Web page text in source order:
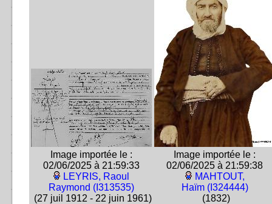
Image importée le :
02/06/2025 à 21:59:33
LEYRIS, Raoul
Raymond (I313535)
(27 juil 1912 - 22 juin 1961)
Image importée le :
02/06/2025 à 21:59:38
MAHTOUT,
Haïm (I324444)
(1832)